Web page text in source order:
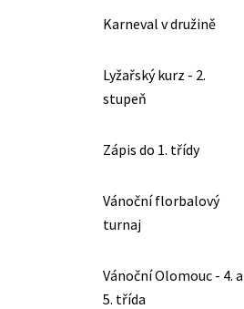
Karneval v družině
Lyžařský kurz - 2.
stupeň
Zápis do 1. třídy
Vánoční florbalový
turnaj
Vánoční Olomouc - 4. a
5. třída